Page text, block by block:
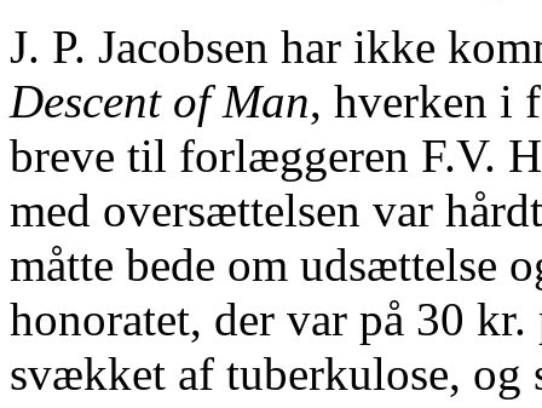
J. P. Jacobsen har ikke
Descent of Man, hverken i
breve til forlæggeren F.V.
med oversættelsen var
måtte bede om udsættelse
honoratet, der var på 30
svækket af tuberkulose, og